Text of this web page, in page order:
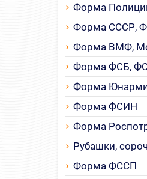
Форма
Форма СССР,
Форма ВМФ,
Форма ФСБ,
Форма
Форма ФСИН
Форма
Рубашки,
Форма ФССП